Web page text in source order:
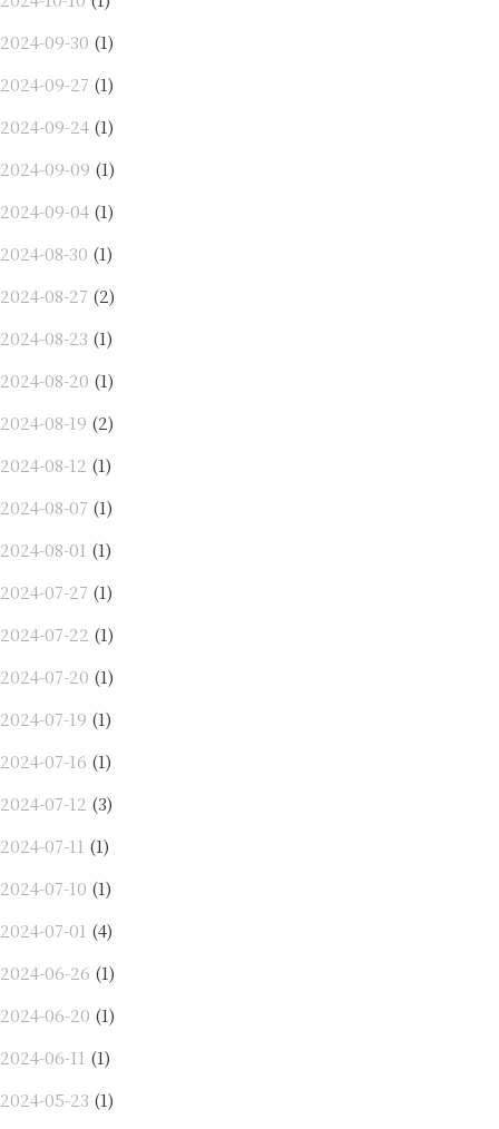
2024-09-30 (1)
2024-09-27 (1)
2024-09-24 (1)
2024-09-09 (1)
2024-09-04 (1)
2024-08-30 (1)
2024-08-27 (2)
2024-08-23 (1)
2024-08-20 (1)
2024-08-19 (2)
2024-08-12 (1)
2024-08-07 (1)
2024-08-01 (1)
2024-07-27 (1)
2024-07-22 (1)
2024-07-20 (1)
2024-07-19 (1)
2024-07-16 (1)
2024-07-12 (3)
2024-07-11 (1)
2024-07-10 (1)
2024-07-01 (4)
2024-06-26 (1)
2024-06-20 (1)
2024-06-11 (1)
2024-05-23 (1)